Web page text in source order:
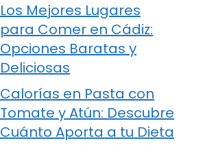
Los Mejores Lugares
para Comer en Cádiz:
Opciones Baratas y
Deliciosas
Calorías en Pasta con
Tomate y Atún: Descubre
Cuánto Aporta a tu Dieta